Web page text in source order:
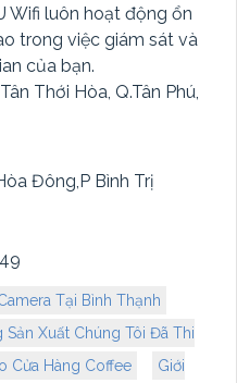
Wifi luôn hoạt động ổn
trong việc giám sát và
của bạn.
Thới Hòa, Q.Tân Phú,
Đông,P Bình Trị
Tại Bình Thạnh
Sản Xuất Chúng Tôi Đã Thi
Cửa Hàng Coffee Giới